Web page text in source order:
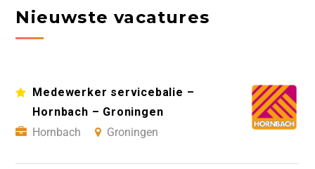
Nieuwste vacatures
Medewerker servicebalie –
Hornbach – Groningen
Hornbach
Groningen